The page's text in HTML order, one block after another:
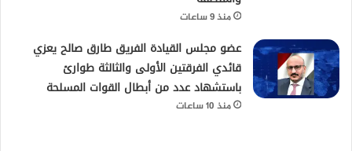
منذ 9 ساعات
عضو مجلس القيادة الفريق طارق صالح يعزي
قائدي الفرقتين الأولى والثالثة طوارئ
باستشهاد عدد من أبطال القوات المسلحة
منذ 10 ساعات